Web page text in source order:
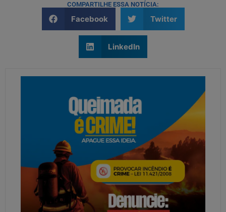
COMPARTILHE ESSA NOTÍCIA:
Facebook Twitter
LinkedIn